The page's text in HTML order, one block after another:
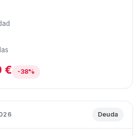
€ -38%
Deuda